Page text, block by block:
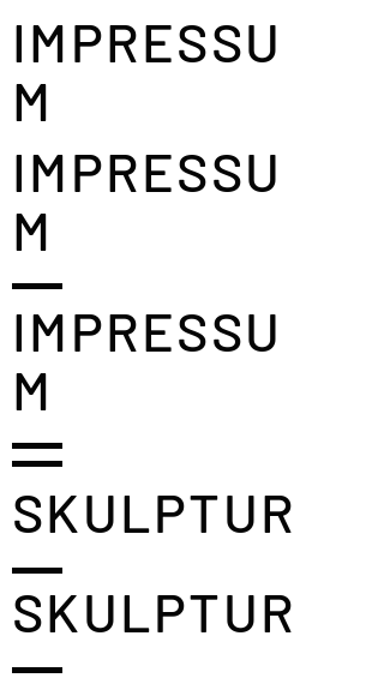
IMPRESSU
M
IMPRESSU
M
IMPRESSU
M
SKULPTUR
SKULPTUR